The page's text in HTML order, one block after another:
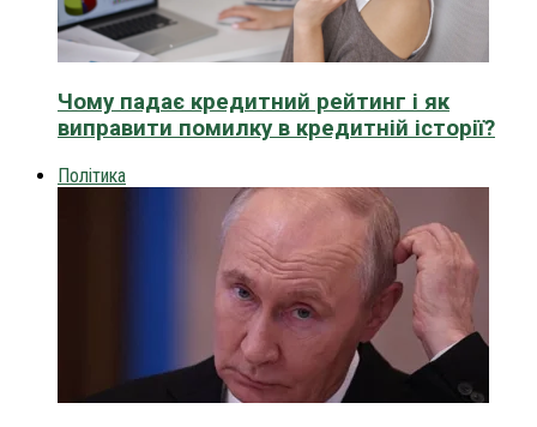
Чому падає кредитний рейтинг і як
виправити помилку в кредитній історії?
Політика